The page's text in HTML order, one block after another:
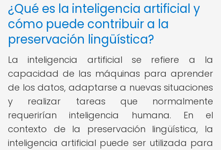
¿Qué es la inteligencia artificial y
cómo puede contribuir a la
preservación lingüística?
La inteligencia artificial se refiere a la
capacidad de las máquinas para aprender
de los datos, adaptarse a nuevas situaciones
y realizar tareas que normalmente
requerirían inteligencia humana. En el
contexto de la preservación lingüística, la
inteligencia artificial puede ser utilizada para